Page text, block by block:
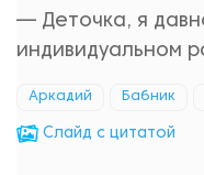
— Деточка, я
индивидуальном
Аркадий Бабник
Cлайд с цитатой